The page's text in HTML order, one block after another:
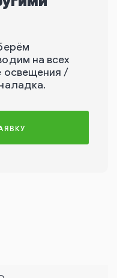
на всех
освещения /